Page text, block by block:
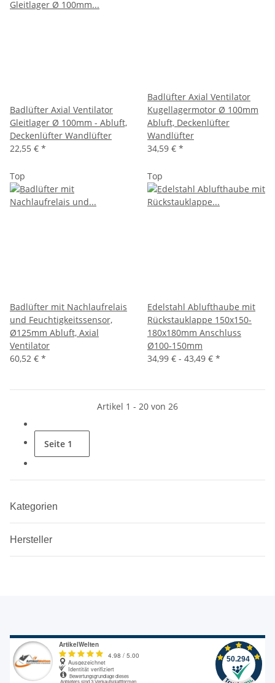
Badlüfter Axial Ventilator
Gleitlager Ø 100mm - Abluft,
Deckenlüfter Wandlüfter
22,55 € *
Badlüfter Axial Ventilator
Kugellagermotor Ø 100mm
Abluft, Deckenlüfter
Wandlüfter
34,59 € *
Top
Badlüfter mit Nachlaufrelais
und Feuchtigkeitssensor,
Ø125mm Abluft, Axial
Ventilator
60,52 € *
Top
Edelstahl Ablufthaube mit
Rückstauklappe 150x150-
180x180mm Anschluss
Ø100-150mm
34,99 € - 43,49 € *
Artikel 1 - 20 von 26
Seite 1
Kategorien
Hersteller